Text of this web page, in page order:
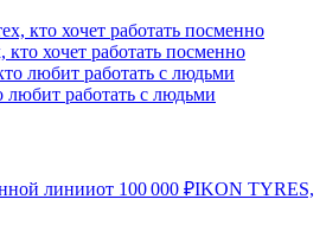
хочет работать посменно
любит работать с людьми
линииот 100 000 ₽IKON TYRES,